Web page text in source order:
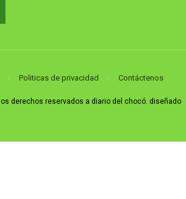
Politicas de privacidad Contáctenos
derechos reservados a diario del chocó. diseñado